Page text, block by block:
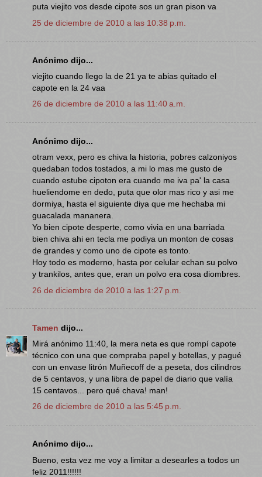
puta viejito vos desde cipote sos un gran pison va
25 de diciembre de 2010 a las 10:38 p.m.
Anónimo dijo...
viejito cuando llego la de 21 ya te abias quitado el
capote en la 24 vaa
26 de diciembre de 2010 a las 11:40 a.m.
Anónimo dijo...
otram vexx, pero es chiva la historia, pobres calzoniyos
quedaban todos tostados, a mi lo mas me gusto de
cuando estube cipoton era cuando me iva pa' la casa
hueliendome en dedo, puta que olor mas rico y asi me
dormiya, hasta el siguiente diya que me hechaba mi
guacalada mananera.
Yo bien cipote desperte, como vivia en una barriada
bien chiva ahi en tecla me podiya un monton de cosas
de grandes y como uno de cipote es tonto.
Hoy todo es moderno, hasta por celular echan su polvo
y trankilos, antes que, eran un polvo era cosa diombres.
26 de diciembre de 2010 a las 1:27 p.m.
Tamen dijo...
Mirá anónimo 11:40, la mera neta es que rompí capote
técnico con una que compraba papel y botellas, y pagué
con un envase litrón Muñecoff de a peseta, dos cilindros
de 5 centavos, y una libra de papel de diario que valía
15 centavos... pero qué chava! man!
26 de diciembre de 2010 a las 5:45 p.m.
Anónimo dijo...
Bueno, esta vez me voy a limitar a desearles a todos un
feliz 2011!!!!!!